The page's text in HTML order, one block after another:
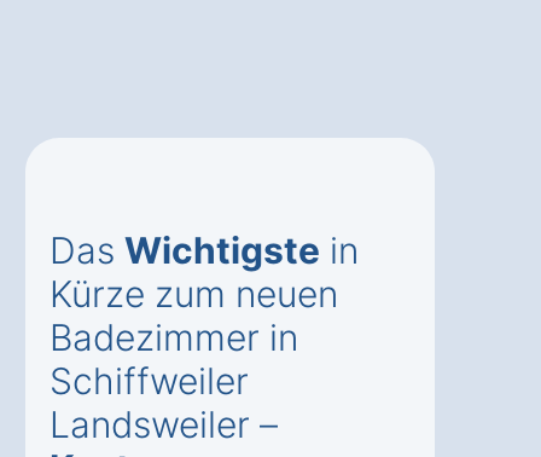
Das Wichtigste in
Kürze zum neuen
Badezimmer in
Schiffweiler
Landsweiler –